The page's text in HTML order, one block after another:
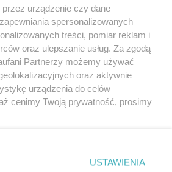
Kurier Szczeciński sp. z o.o.
przez urządzenie czy dane
spersonalizowanych
treści, pomiar reklam i
oraz ulepszanie usług. Za zgodą
Partnerzy możemy używać
oraz aktywnie
urządzenia do celów
cenimy Twoją prywatność, prosimy
się w lewym dolnym rogu strony
danych nie wymagają
USTAWIENIA